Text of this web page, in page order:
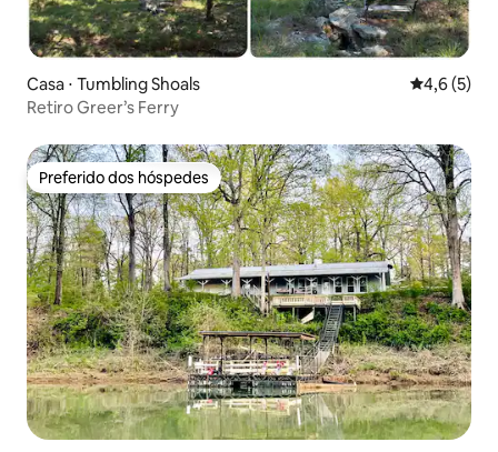
Casa ⋅ Tumbling Shoals 4,6 de
4,6 (5)
Retiro Greer’s Ferry
Preferido dos hóspedes
Preferido dos hóspedes